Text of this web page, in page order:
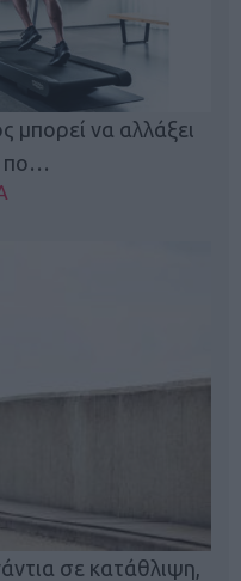
μπορεί να αλλάξει
πο…
σε κατάθλιψη,